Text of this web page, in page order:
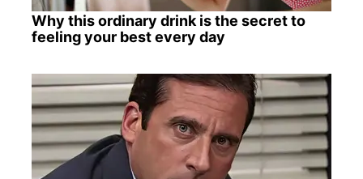
Why this ordinary drink is the secret to
feeling your best every day